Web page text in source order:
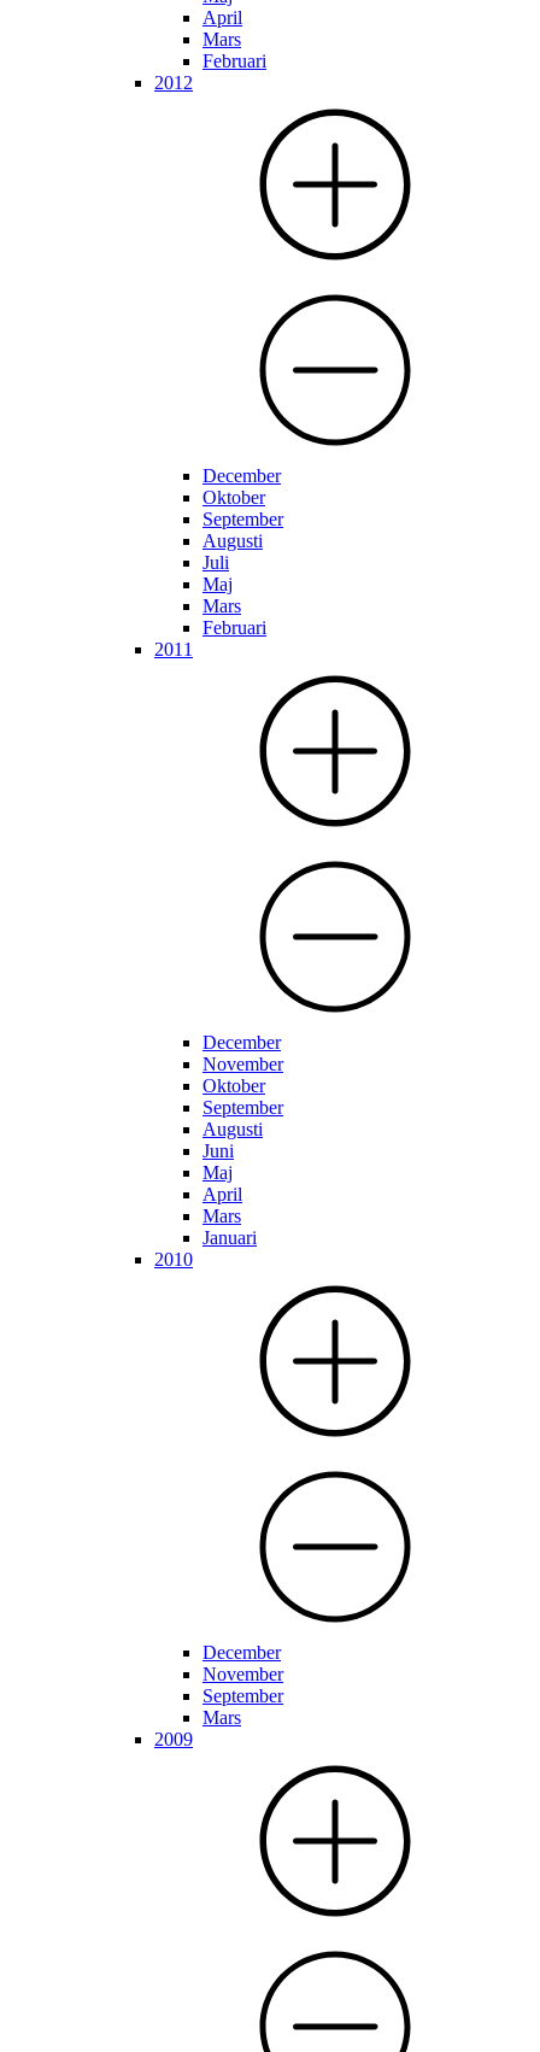
April
Mars
Februari
2012
December
Oktober
September
Augusti
Juli
Maj
Mars
Februari
2011
December
November
Oktober
September
Augusti
Juni
Maj
April
Mars
Januari
2010
December
November
September
Mars
2009